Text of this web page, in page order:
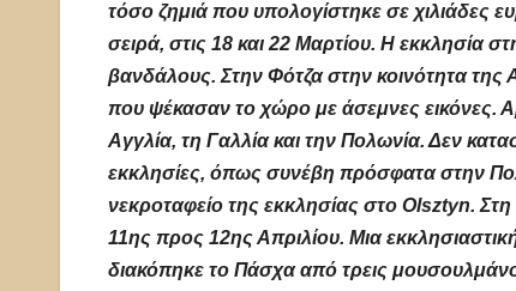
τόσο ζημιά που υπολογίστηκε σε χιλιάδες
σειρά, στις 18 και 22 Μαρτίου. Η εκκλησία
βανδάλους. Στην Φότζα στην κοινότητα
που ψέκασαν το χώρο με άσεμνες εικόνες.
Αγγλία, τη Γαλλία και την Πολωνία. Δεν
εκκλησίες, όπως συνέβη πρόσφατα στην
νεκροταφείο της εκκλησίας στο Olsztyn.
11ης προς 12ης Απριλίου. Μια
διακόπηκε το Πάσχα από τρεις